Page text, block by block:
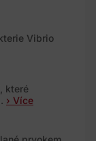
Vibrio
které
› Více